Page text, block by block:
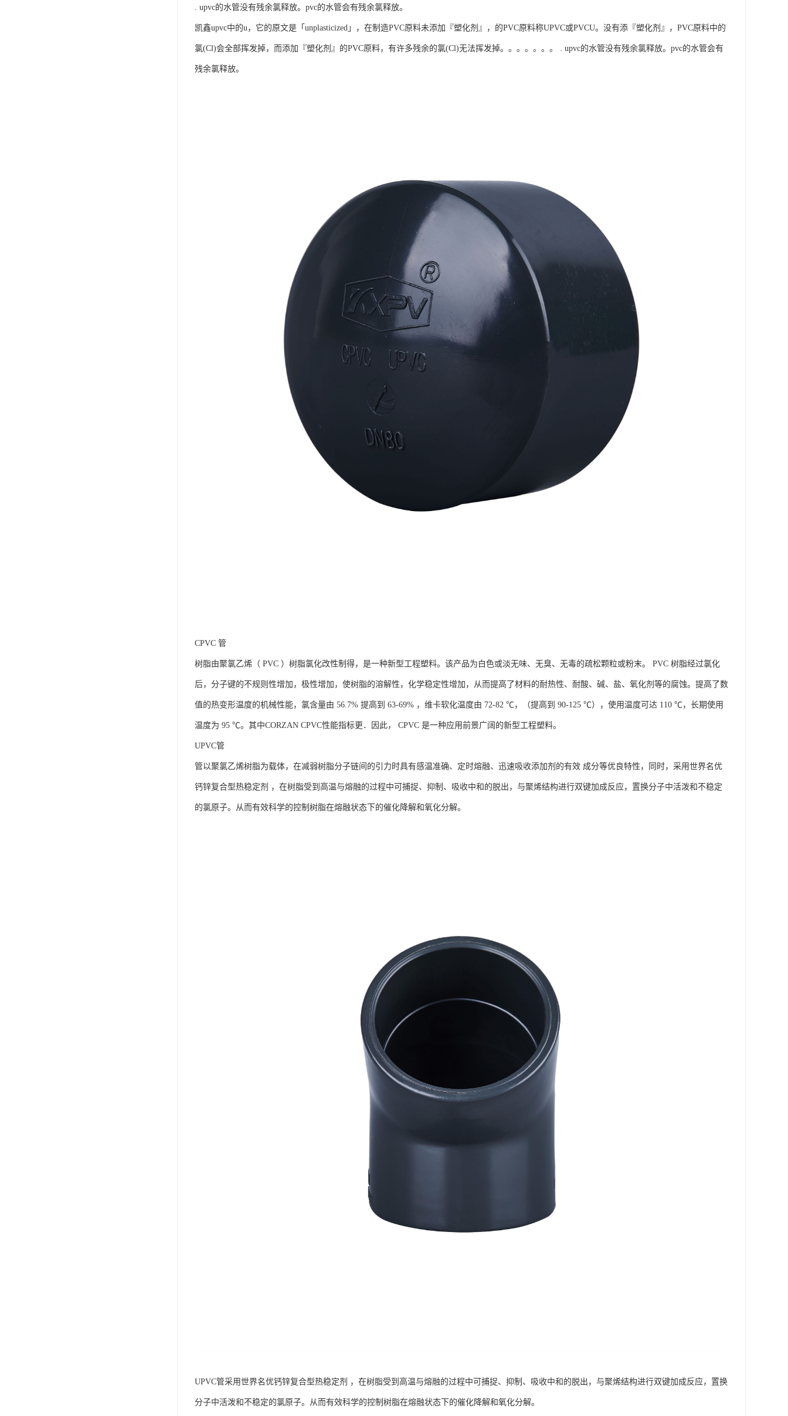
. upvc的水管没有残余氯释放。pvc的水管会有残余氯释放。
凯鑫upvc中的u，它的原文是「unplasticized」，在制造PVC原料未添加『塑化剂』，的PVC原料称UPVC或PVCU。没有添『塑化剂』，PVC原料中的
氯(Cl)会全部挥发掉，而添加『塑化剂』的PVC原料，有许多残余的氯(Cl)无法挥发掉。。。。。。。 . upvc的水管没有残余氯释放。pvc的水管会有
残余氯释放。
CPVC 管
树脂由聚氯乙烯（ PVC ）树脂氯化改性制得，是一种新型工程塑料。该产品为白色或淡无味、无臭、无毒的疏松颗粒或粉末。 PVC 树脂经过氯化
后，分子键的不规则性增加，极性增加，使树脂的溶解性，化学稳定性增加，从而提高了材料的耐热性、耐酸、碱、盐、氧化剂等的腐蚀。提高了数
值的热变形温度的机械性能，氯含量由 56.7% 提高到 63-69% ，维卡软化温度由 72-82 ℃，（提高到 90-125 ℃），使用温度可达 110 ℃，长期使用
温度为 95 ℃。其中CORZAN CPVC性能指标更．因此， CPVC 是一种应用前景广阔的新型工程塑料。
UPVC管
管以聚氯乙烯树脂为载体，在减弱树脂分子链间的引力时具有感温准确、定时熔融、迅速吸收添加剂的有效 成分等优良特性，同时，采用世界名优
钙锌复合型热稳定剂 ，在树脂受到高温与熔融的过程中可捕捉、抑制、吸收中和的脱出，与聚烯结构进行双键加成反应，置换分子中活泼和不稳定
的氯原子。从而有效科学的控制树脂在熔融状态下的催化降解和氧化分解。
UPVC管采用世界名优钙锌复合型热稳定剂 ，在树脂受到高温与熔融的过程中可捕捉、抑制、吸收中和的脱出，与聚烯结构进行双键加成反应，置换
分子中活泼和不稳定的氯原子。从而有效科学的控制树脂在熔融状态下的催化降解和氧化分解。